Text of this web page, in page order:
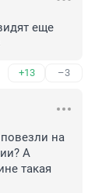
еще
+13 –3
на
А
такая